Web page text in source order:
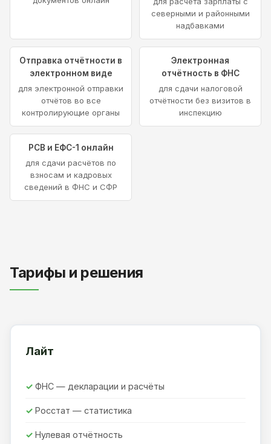
северными и районными
надбавками
Отправка отчётности в
электронном виде
для электронной отправки
отчётов во все
контролирующие органы
Электронная
отчётность в ФНС
для сдачи налоговой
отчётности без визитов в
инспекцию
РСВ и ЕФС-1 онлайн
для сдачи расчётов по
взносам и кадровых
сведений в ФНС и СФР
Тарифы и решения
Лайт
ФНС — декларации и расчёты
Росстат — статистика
Нулевая отчётность